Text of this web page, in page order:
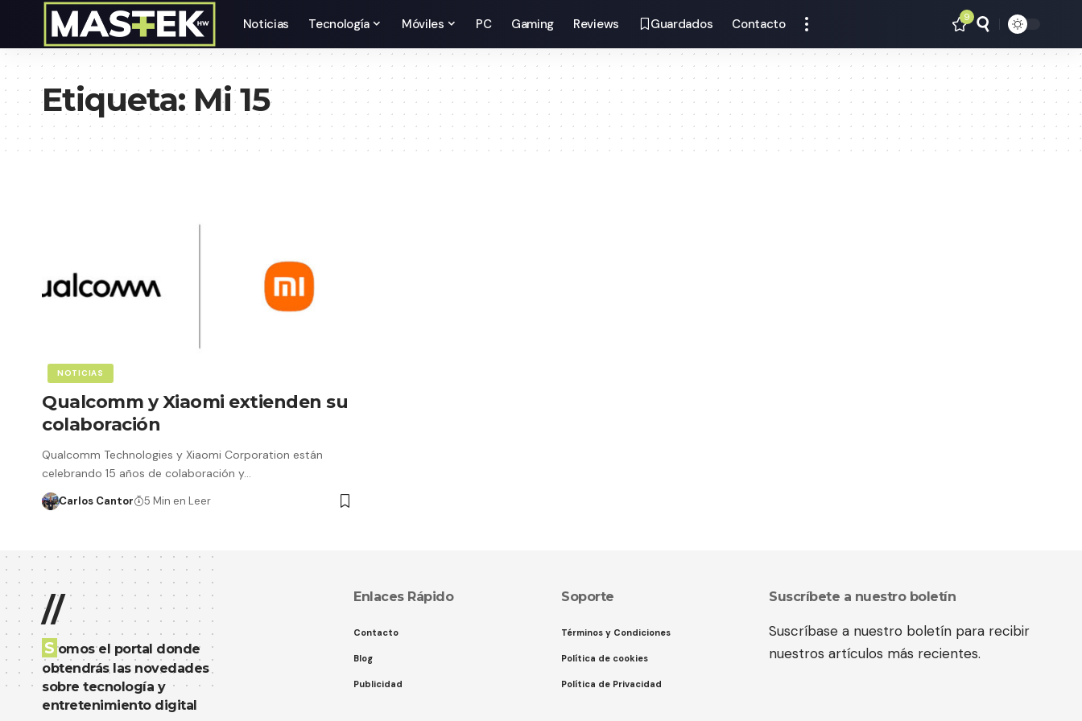
Noticias Tecnología Móviles PC Gaming Reviews Guardados Contacto 9
Etiqueta: Mi 15
NOTICIAS
Qualcomm y Xiaomi extienden su
colaboración
Qualcomm Technologies y Xiaomi Corporation están
celebrando 15 años de colaboración y…
Carlos Cantor 5 Min en Leer
//
S omos el portal donde
obtendrás las novedades
sobre tecnología y
entretenimiento digital
Enlaces Rápido
Contacto
Blog
Publicidad
Soporte
Términos y Condiciones
Política de cookies
Política de Privacidad
Suscríbete a nuestro boletín
Suscríbase a nuestro boletín para recibir
nuestros artículos más recientes.